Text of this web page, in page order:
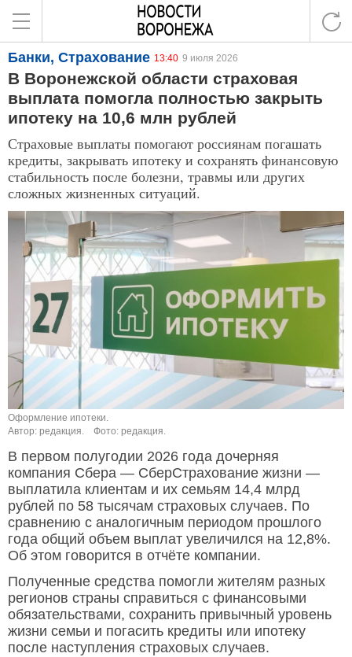
Банки, Страхование 13:40 9 июля 2026
В Воронежской области страховая
выплата помогла полностью закрыть
ипотеку на 10,6 млн рублей
Страховые выплаты помогают россиянам погашать
кредиты, закрывать ипотеку и сохранять финансовую
стабильность после болезни, травмы или других
сложных жизненных ситуаций.
Оформление ипотеки.
Автор: редакция.
Фото: редакция.
В первом полугодии 2026 года дочерняя
компания Сбера — СберСтрахование жизни —
выплатила клиентам и их семьям 14,4 млрд
рублей по 58 тысячам страховых случаев. По
сравнению с аналогичным периодом прошлого
года общий объем выплат увеличился на 12,8%.
Об этом говорится в отчёте компании.
Полученные средства помогли жителям разных
регионов страны справиться с финансовыми
обязательствами, сохранить привычный уровень
жизни семьи и погасить кредиты или ипотеку
после наступления страховых случаев.